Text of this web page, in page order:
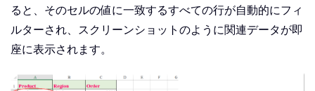
ると、そのセルの値に一致するすべての行が自動的にフィ
ルターされ、スクリーンショットのように関連データが即
座に表示されます。